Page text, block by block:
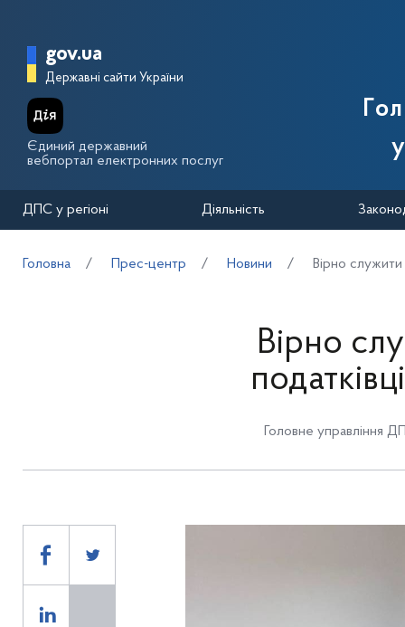
Головна сторінка Державної
gov.ua
Державні сайти України
Єдиний державний
вебпортал електронних послуг
ДПС у регіоні Діяльність
Головна Прес-центр Новини Вірно
Вірно
Головне управління